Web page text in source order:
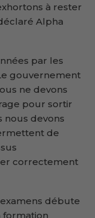
à rester
Alpha
par les
gouvernement
ne devons
pour sortir
nous devons
de
correctement
débute
formation